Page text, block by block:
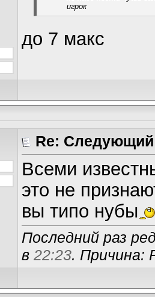
игрок
до 7 макс
Re: Следующий
Всеми
это не
вы типо нубы
Последний раз
в 22:23. Причина: